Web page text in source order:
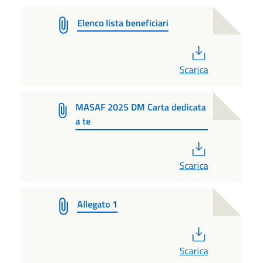
Elenco lista beneficiari
Scarica
MASAF 2025 DM Carta dedicata
a te
Scarica
Allegato 1
Scarica